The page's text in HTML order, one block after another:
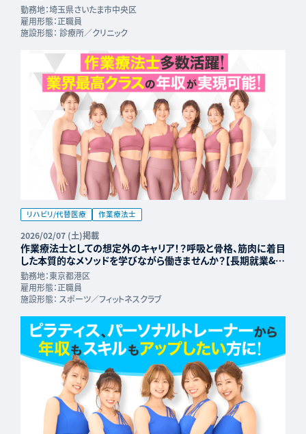
勤務地：埼玉県さいたま市中央区
雇用形態：正職員
施設形態： 診療所／クリニック
リハビリ/代替医療 作業療法士
2026/02/07 (土)掲載
作業療法士としての想定外のキャリア！？呼吸と骨格、筋肉に着目
した本質的なメソッドを学びながら働きませんか？【長期就業&年
収UP可能】
勤務地：東京都港区
雇用形態：正職員
施設形態： スポーツ／フィットネスクラブ